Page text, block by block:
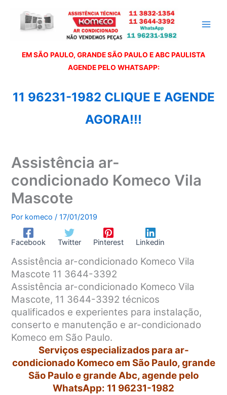
EM SÃO PAULO, GRANDE SÃO PAULO E ABC PAULISTA
AGENDE PELO WHATSAPP:
11 96231-1982 CLIQUE E AGENDE
AGORA!!!
Assistência ar-
condicionado Komeco Vila
Mascote
Por komeco/17/01/2019
Facebook Twitter Pinterest Linkedin
Assistência ar-condicionado Komeco Vila
Mascote 11 3644-3392
Assistência ar-condicionado Komeco Vila
Mascote, 11 3644-3392 técnicos
qualificados e experientes para instalação,
conserto e manutenção e ar-condicionado
Komeco em São Paulo.
Serviços especializados para ar-
condicionado Komeco em São Paulo, grande
São Paulo e grande Abc, agende pelo
WhatsApp: 11 96231-1982